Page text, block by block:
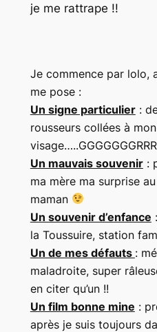
je me rattrape !!
Je commence par lolo,
me pose :
Un signe particulier:
rousseurs collées à mon
Un mauvais souvenir:
ma mère ma surprise
maman
Un souvenir d’enfance
la Toussuire, station
Un de mes défauts :
maladroite, super
en citer qu’un !!
Un film bonne mine :
après je suis toujours